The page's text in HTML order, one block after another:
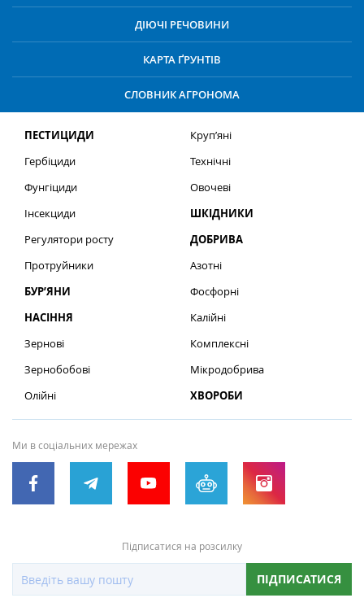
ДІЮЧІ РЕЧОВИНИ
КАРТА ҐРУНТІВ
СЛОВНИК АГРОНОМА
ПЕСТИЦИДИ
Гербіциди
Фунгіциди
Інсекциди
Регулятори росту
Протруйники
БУР’ЯНИ
НАСІННЯ
Зернові
Зернобобові
Олійні
Круп’яні
Технічні
Овочеві
ШКІДНИКИ
ДОБРИВА
Азотні
Фосфорні
Калійні
Комплексні
Мікродобрива
ХВОРОБИ
Ми в соціальних мережах
Підписатися на розсилку
ПІДПИСАТИСЯ